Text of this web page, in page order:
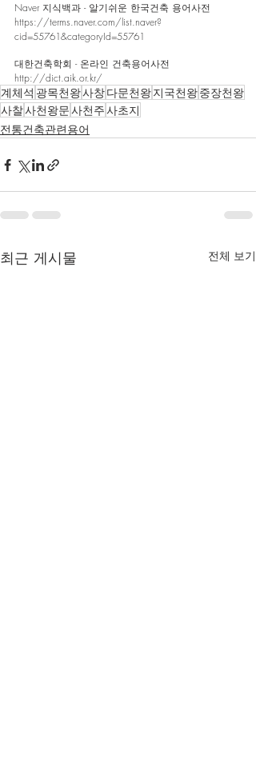
Naver 지식백과 - 알기쉬운 한국건축 용어사전
https://terms.naver.com/list.naver?
cid=55761&categoryId=55761
대한건축학회 - 온라인 건축용어사전
http://dict.aik.or.kr/
계체석 광목천왕사창다문천왕지국천왕중장천왕
사찰사천왕문사천주사초지
전통건축관련용어
최근 게시물 전체 보기